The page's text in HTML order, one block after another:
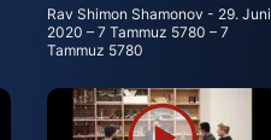
Rav Shimon Shamonov
29. Juni
2020 – 7 Tammuz 5780 – 7
Tammuz 5780